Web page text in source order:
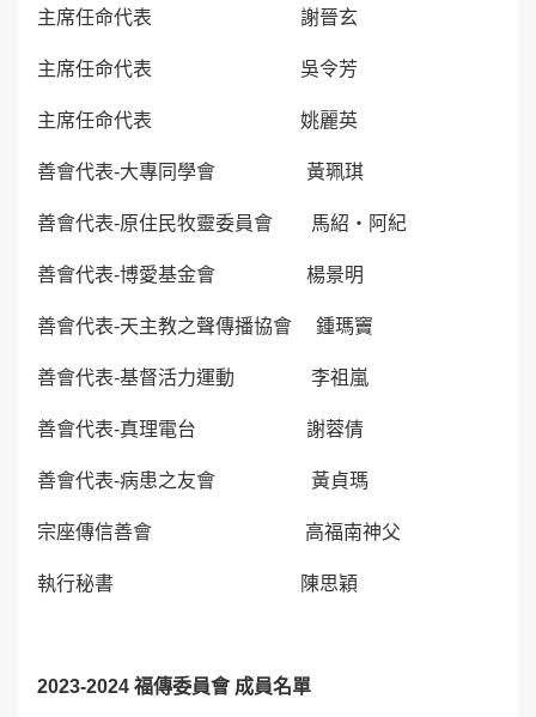
主席任命代表 謝晉玄
主席任命代表 吳令芳
主席任命代表 姚麗英
善會代表-大專同學會 黃珮琪
善會代表-原住民牧靈委員會 馬紹‧阿紀
善會代表-博愛基金會 楊景明
善會代表-天主教之聲傳播協會 鍾瑪竇
善會代表-基督活力運動 李祖嵐
善會代表-真理電台 謝蓉倩
善會代表-病患之友會 黃貞瑪
宗座傳信善會 高福南神父
執行秘書 陳思穎
2023-2024 福傳委員會 成員名單